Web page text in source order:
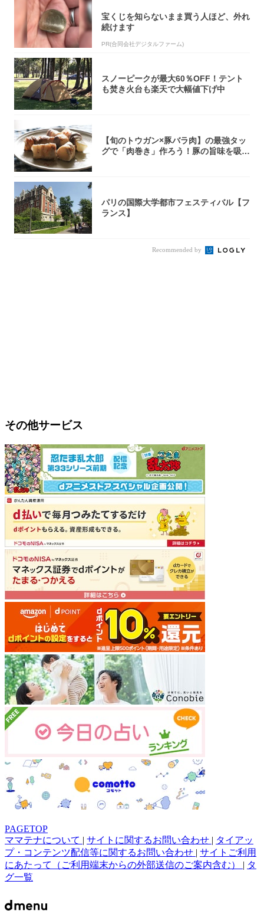
宝くじを知らないまま買う人ほど、外れ
続けます
PR(合同会社デジタルファーム)
スノーピークが最大60％OFF！テント
も焚き火台も楽天で大幅値下げ中
【旬のトウガン×豚バラ肉】の最強タッ
グで「肉巻き」作ろう！豚の旨味を吸い
パリの国際大学都市フェスティバル【フ
ランス】
Recommended by
その他サービス
PAGETOP
ママテナについて | サイトに関するお問い合わせ | タイアッ
プ・コンテンツ配信等に関するお問い合わせ | サイトご利用
にあたって（ご利用端末からの外部送信のご案内含む） | タ
グ一覧